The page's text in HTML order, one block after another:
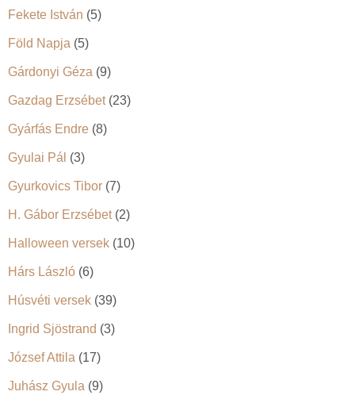
Fekete István (5)
Föld Napja (5)
Gárdonyi Géza (9)
Gazdag Erzsébet(23)
Gyárfás Endre (8)
Gyulai Pál (3)
Gyurkovics Tibor (7)
H. Gábor Erzsébet(2)
Halloween versek (10)
Hárs László (6)
Húsvéti versek (39)
Ingrid Sjöstrand (3)
József Attila (17)
Juhász Gyula (9)